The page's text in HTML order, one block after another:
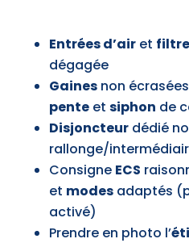
Entrées d’airet
dégagée
Gainesnon
penteet siphon de
Disjoncteurdédié
rallonge/
Consigne ECS
et modesadaptés
activé)
Prendre en photo l’